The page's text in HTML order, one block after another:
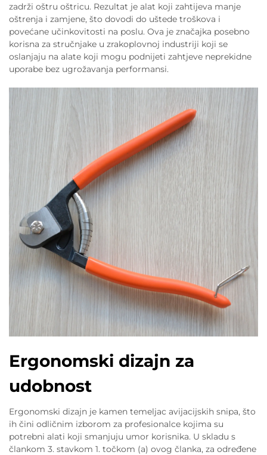
zadrži oštru oštricu. Rezultat je alat koji zahtijeva manje
oštrenja i zamjene, što dovodi do uštede troškova i
povećane učinkovitosti na poslu. Ova je značajka posebno
korisna za stručnjake u zrakoplovnoj industriji koji se
oslanjaju na alate koji mogu podnijeti zahtjeve neprekidne
uporabe bez ugrožavanja performansi.
Ergonomski dizajn za
udobnost
Ergonomski dizajn je kamen temeljac avijacijskih snipa, što
ih čini odličnim izborom za profesionalce kojima su
potrebni alati koji smanjuju umor korisnika. U skladu s
člankom 3. stavkom 1. točkom (a) ovog članka, za određene